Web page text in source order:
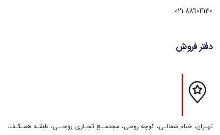
88904130 021
دفتر فروش
تهـران، خیام شمالـی، کوچه روحی، مجتمــع تجـاری روحــی، طبقـه همـکـف،